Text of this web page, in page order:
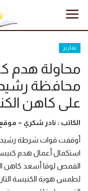
الرئيسية
تبرعات
أخبار
مقالات
تقارير
تقارير
محاولة هدم
محافظة رشيد
على كاهن
الكاتب : نادر شكري –
أوقفت قوات شرطة رشيد
استكمال أعمال هدم كنيسة
القمص لوقا أسعد كاهن
لطمس هوية الكنيسة